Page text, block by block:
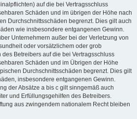
auf die bei Vertragsschluss
Schäden und im übrigen der Höhe nach
Durchschnittsschäden begrenzt. Dies gilt auch
wie insbesondere entgangenen Gewinn.
Unternehmern außer bei der Verletzung von
oder vorsätzlichem oder grob
Betreibers auf die bei Vertragsschluss
Schäden und im Übrigen der Höhe
Durchschnittsschäden begrenzt. Dies gilt
insbesondere entgangenen Gewinn.
der Absätze a bis c gilt sinngemäß auch
und Erfüllungsgehilfen des Betreibers.
aus zwingendem nationalem Recht bleiben